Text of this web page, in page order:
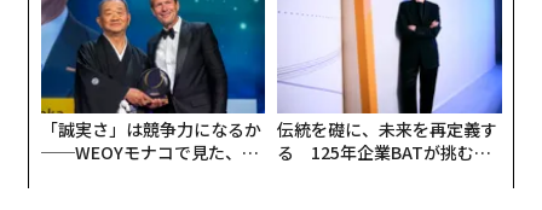
「誠実さ」は競争力になるか
──WEOYモナコで見た、く
伝統を礎に、未来を再定義す
る 125年企業BATが挑むス